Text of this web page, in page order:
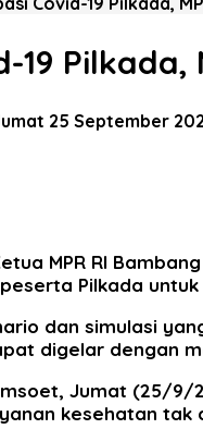
19
25 September
MPR RI
Pilkada
dan simulasi
digelar dengan
Jumat (25/
kesehatan tak